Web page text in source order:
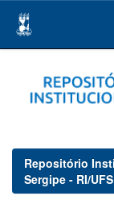
navigation
Repositório
Sergipe - RI/UFS